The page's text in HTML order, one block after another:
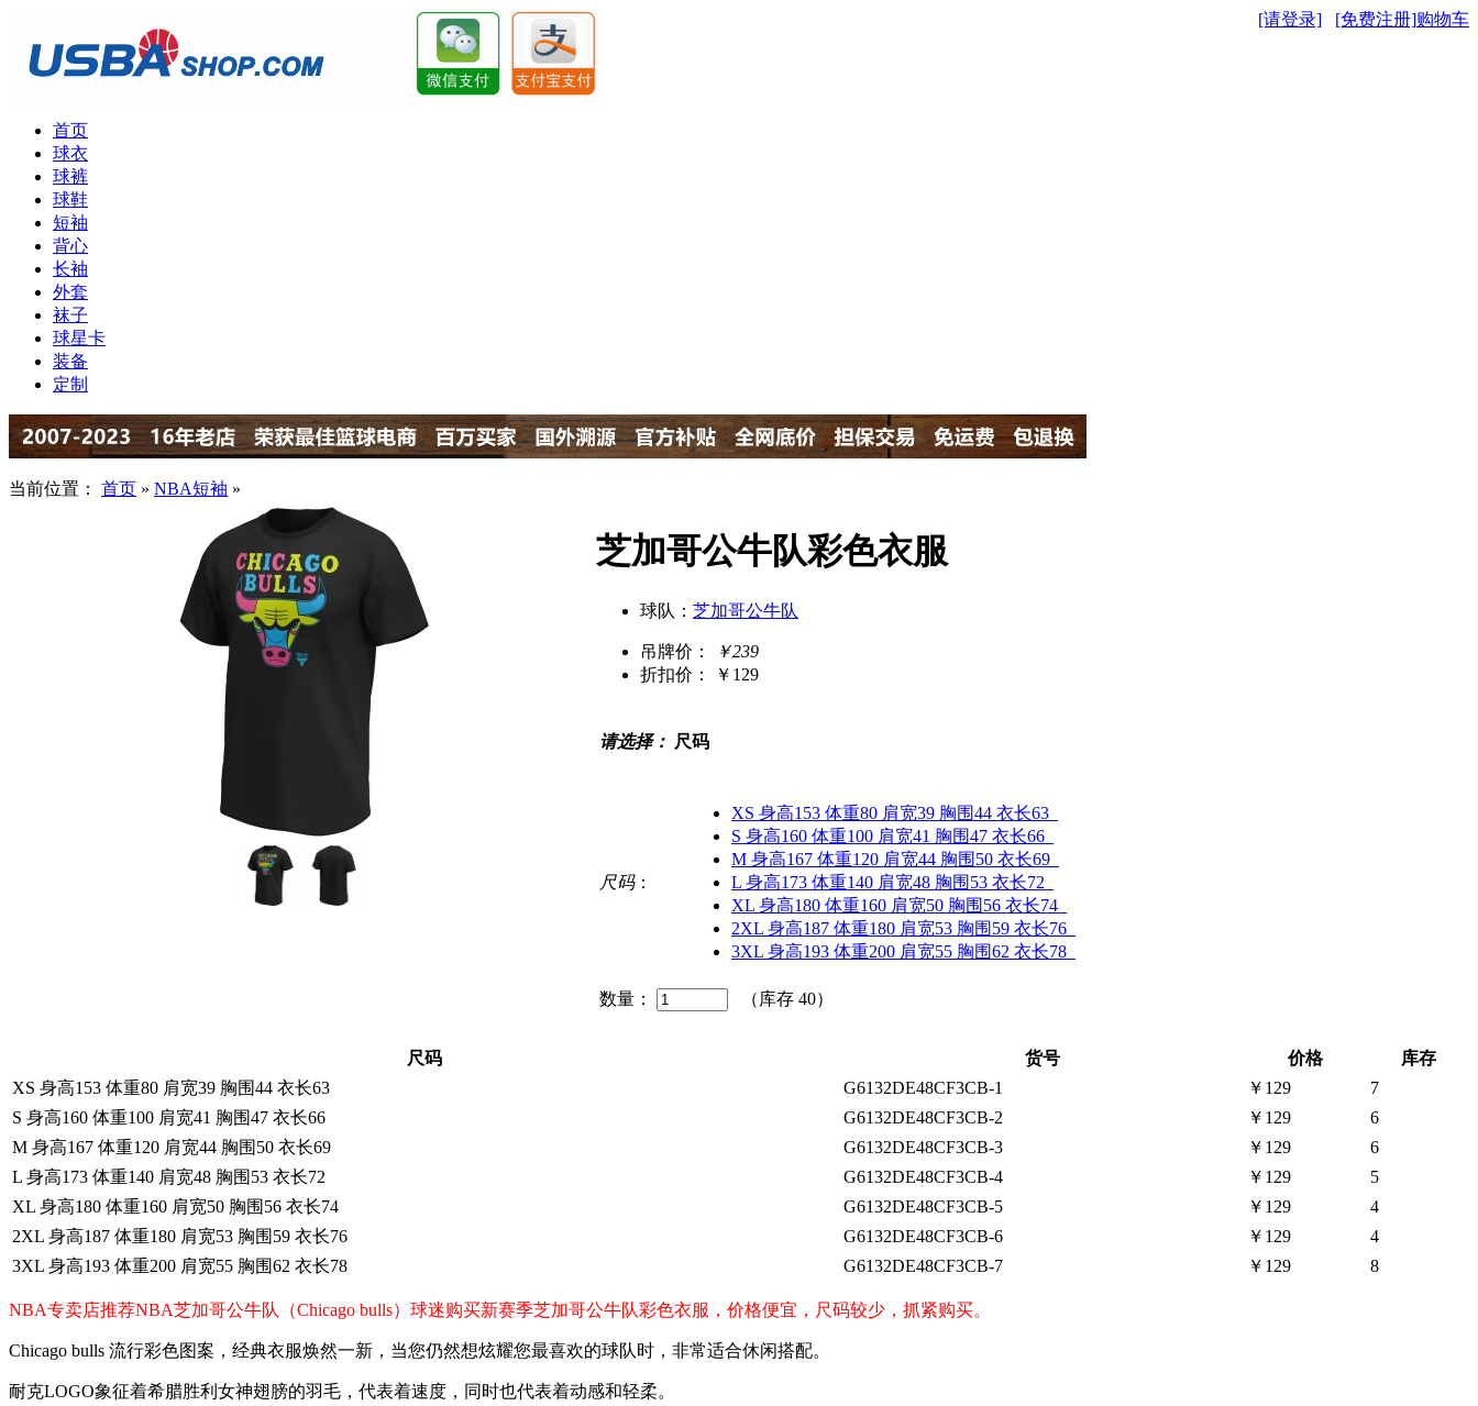
[请登录] [免费注册]购物车
首页
球衣
球裤
球鞋
短袖
背心
长袖
外套
袜子
球星卡
装备
定制
当前位置： 首页 » NBA短袖 »
芝加哥公牛队彩色衣服
球队： 芝加哥公牛队
吊牌价：
￥239
折扣价：
￥129
请选择： 尺码
尺码：
XS 身高153 体重80 肩宽39 胸围44 衣长63
S 身高160 体重100 肩宽41 胸围47 衣长66
M 身高167 体重120 肩宽44 胸围50 衣长69
L 身高173 体重140 肩宽48 胸围53 衣长72
XL 身高180 体重160 肩宽50 胸围56 衣长74
2XL 身高187 体重180 肩宽53 胸围59 衣长76
3XL 身高193 体重200 肩宽55 胸围62 衣长78
数量： （库存 40）
尺码 货号 价格
库存
XS 身高153 体重80 肩宽39 胸围44 衣长63
G6132DE48CF3CB-1 ￥129
7
S 身高160 体重100 肩宽41 胸围47 衣长66
G6132DE48CF3CB-2 ￥129
6
M 身高167 体重120 肩宽44 胸围50 衣长69
G6132DE48CF3CB-3 ￥129
6
L 身高173 体重140 肩宽48 胸围53 衣长72
G6132DE48CF3CB-4 ￥129
5
XL 身高180 体重160 肩宽50 胸围56 衣长74
G6132DE48CF3CB-5 ￥129
4
2XL 身高187 体重180 肩宽53 胸围59 衣长76
G6132DE48CF3CB-6 ￥129
4
3XL 身高193 体重200 肩宽55 胸围62 衣长78
G6132DE48CF3CB-7 ￥129 8
NBA专卖店推荐NBA芝加哥公牛队（Chicago bulls）球迷购买新赛季芝加哥公牛队彩色衣服，价格便宜，尺码较少，抓紧购买。
Chicago bulls 流行彩色图案，经典衣服焕然一新，当您仍然想炫耀您最喜欢的球队时，非常适合休闲搭配。
耐克LOGO象征着希腊胜利女神翅膀的羽毛，代表着速度，同时也代表着动感和轻柔。